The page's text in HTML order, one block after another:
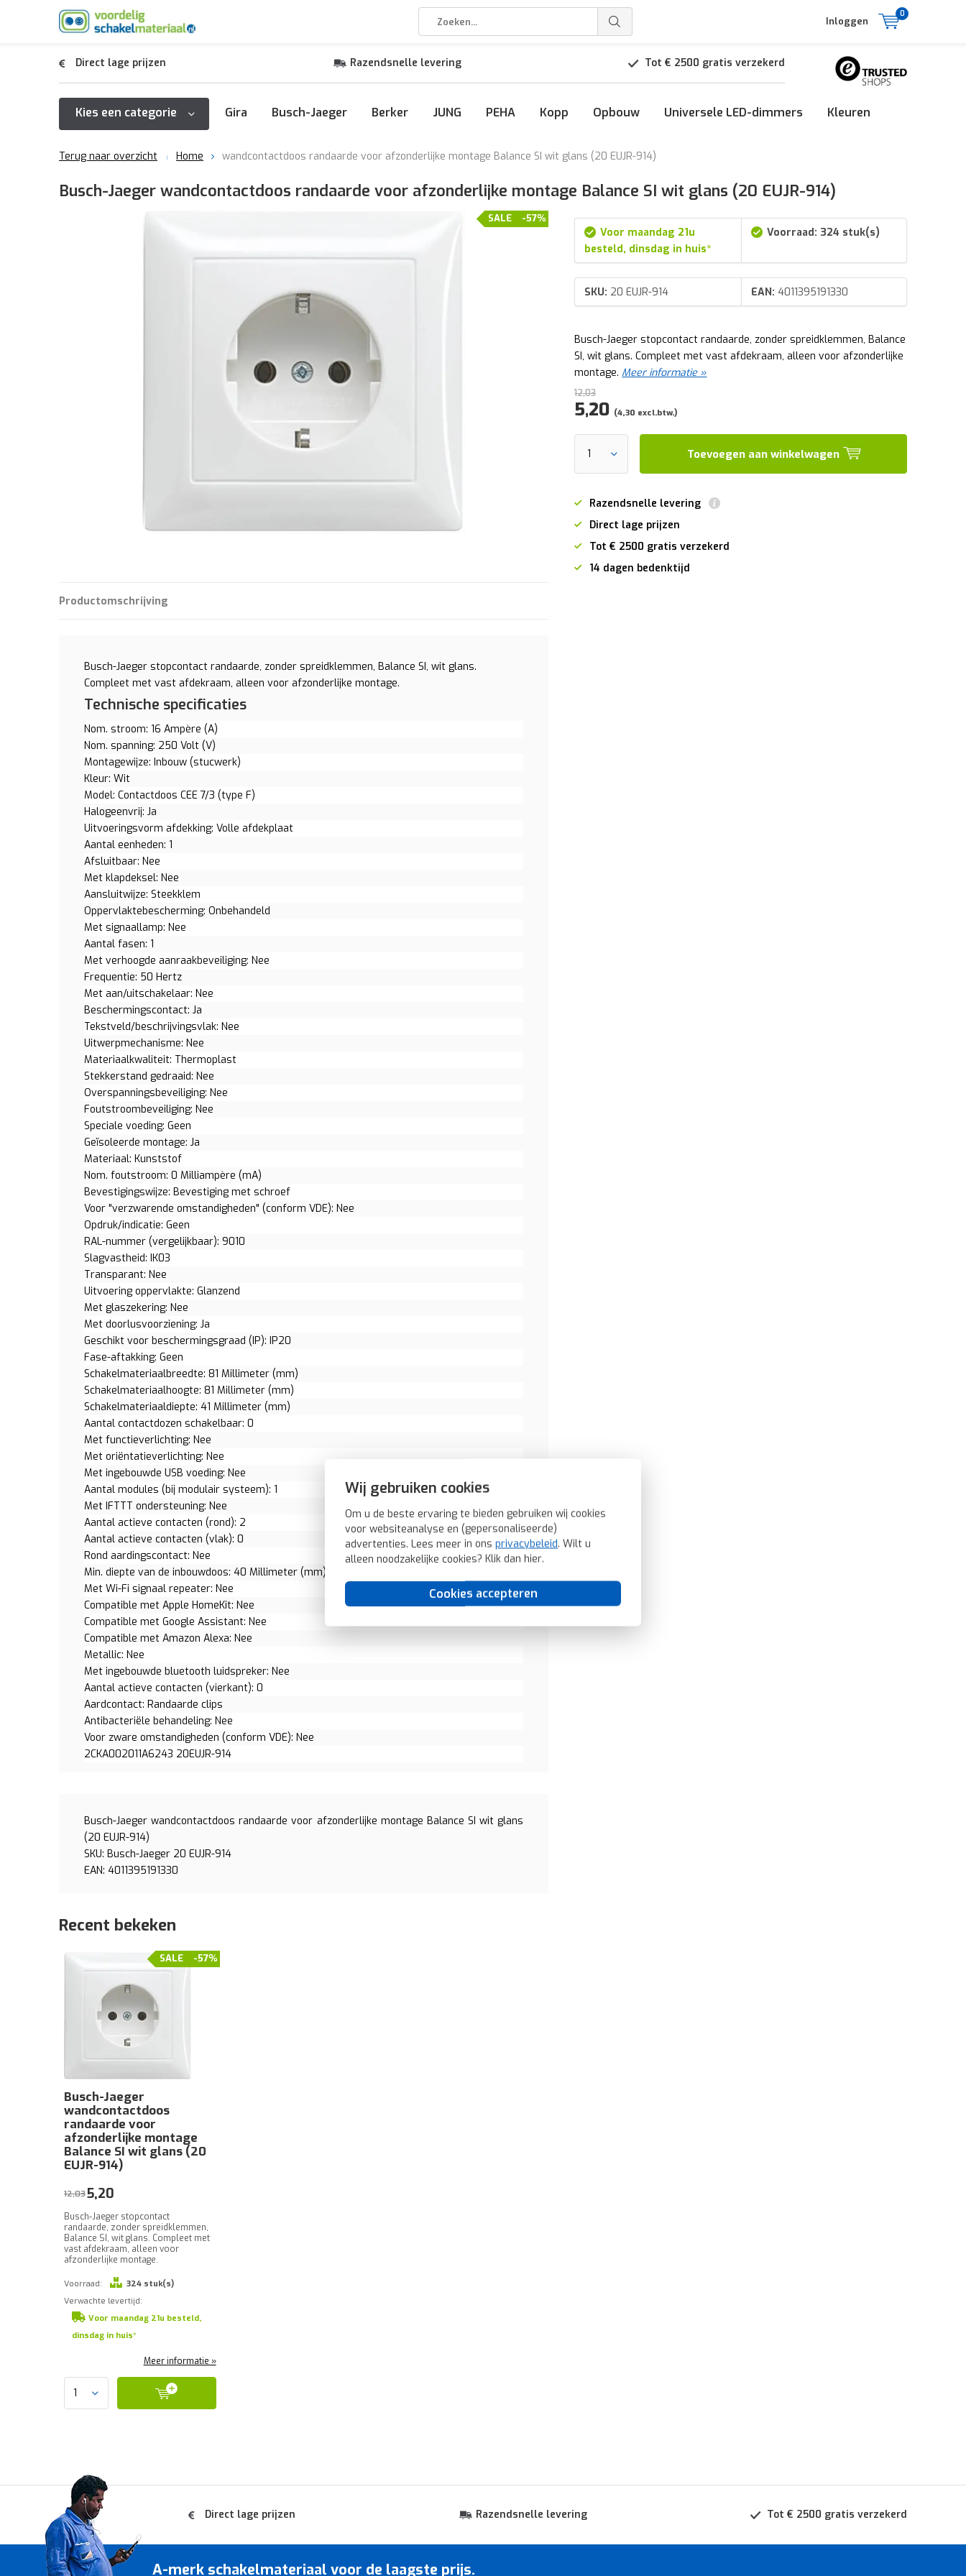
Wij gebruiken cookies
Om u de beste ervaring te bieden gebruiken wij cookies
voor websiteanalyse en (gepersonaliseerde)
advertenties. Lees meer in ons privacybeleid. Wilt u
alleen noodzakelijke cookies? Klik dan hier.
Cookies accepteren
Inloggen
0
Direct lage prijzen Razendsnelle levering Tot € 2500 gratis verzekerd
Kies een categorie Gira Busch-Jaeger Berker JUNG PEHA Kopp Opbouw Universele LED-dimmers Kleuren
Terug naar overzicht Home wandcontactdoos randaarde voor afzonderlijke montage Balance SI wit glans (20 EUJR-914)
Busch-Jaeger wandcontactdoos randaarde voor afzonderlijke montage Balance SI wit glans (20 EUJR-914)
-57%
SALE
Voor maandag 21u
besteld, dinsdag in huis*
Voorraad: 324 stuk(s)
SKU: 20 EUJR-914 EAN: 4011395191330
Busch-Jaeger stopcontact randaarde, zonder spreidklemmen, Balance
SI, wit glans. Compleet met vast afdekraam, alleen voor afzonderlijke
montage. Meer informatie »
12,03
5,20 (4,30 excl.btw.)
Toevoegen aan winkelwagen
Razendsnelle levering
Direct lage prijzen
Tot € 2500 gratis verzekerd
14 dagen bedenktijd
Productomschrijving
Busch-Jaeger stopcontact randaarde, zonder spreidklemmen, Balance SI, wit glans.
Compleet met vast afdekraam, alleen voor afzonderlijke montage.
Technische specificaties
Nom. stroom: 16 Ampère (A)
Nom. spanning: 250 Volt (V)
Montagewijze: Inbouw (stucwerk)
Kleur: Wit
Model: Contactdoos CEE 7/3 (type F)
Halogeenvrij: Ja
Uitvoeringsvorm afdekking: Volle afdekplaat
Aantal eenheden: 1
Afsluitbaar: Nee
Met klapdeksel: Nee
Aansluitwijze: Steekklem
Oppervlaktebescherming: Onbehandeld
Met signaallamp: Nee
Aantal fasen: 1
Met verhoogde aanraakbeveiliging: Nee
Frequentie: 50 Hertz
Met aan/uitschakelaar: Nee
Beschermingscontact: Ja
Tekstveld/beschrijvingsvlak: Nee
Uitwerpmechanisme: Nee
Materiaalkwaliteit: Thermoplast
Stekkerstand gedraaid: Nee
Overspanningsbeveiliging: Nee
Foutstroombeveiliging: Nee
Speciale voeding: Geen
Geïsoleerde montage: Ja
Materiaal: Kunststof
Nom. foutstroom: 0 Milliampère (mA)
Bevestigingswijze: Bevestiging met schroef
Voor "verzwarende omstandigheden" (conform VDE): Nee
Opdruk/indicatie: Geen
RAL-nummer (vergelijkbaar): 9010
Slagvastheid: IK03
Transparant: Nee
Uitvoering oppervlakte: Glanzend
Met glaszekering: Nee
Met doorlusvoorziening: Ja
Geschikt voor beschermingsgraad (IP): IP20
Fase-aftakking: Geen
Schakelmateriaalbreedte: 81 Millimeter (mm)
Schakelmateriaalhoogte: 81 Millimeter (mm)
Schakelmateriaaldiepte: 41 Millimeter (mm)
Aantal contactdozen schakelbaar: 0
Met functieverlichting: Nee
Met oriëntatieverlichting: Nee
Met ingebouwde USB voeding: Nee
Aantal modules (bij modulair systeem): 1
Met IFTTT ondersteuning: Nee
Aantal actieve contacten (rond): 2
Aantal actieve contacten (vlak): 0
Rond aardingscontact: Nee
Min. diepte van de inbouwdoos: 40 Millimeter (mm)
Met Wi-Fi signaal repeater: Nee
Compatible met Apple HomeKit: Nee
Compatible met Google Assistant: Nee
Compatible met Amazon Alexa: Nee
Metallic: Nee
Met ingebouwde bluetooth luidspreker: Nee
Aantal actieve contacten (vierkant): 0
Aardcontact: Randaarde clips
Antibacteriële behandeling: Nee
Voor zware omstandigheden (conform VDE): Nee
2CKA002011A6243 20EUJR-914
Busch-Jaeger wandcontactdoos randaarde voor afzonderlijke montage Balance SI wit glans
(20 EUJR-914)
SKU: Busch-Jaeger 20 EUJR-914
EAN: 4011395191330
Recent bekeken
-57%
SALE
Busch-Jaeger
wandcontactdoos
randaarde voor
afzonderlijke montage
Balance SI wit glans (20
EUJR-914)
Busch-Jaeger stopcontact
randaarde, zonder spreidklemmen,
Balance SI, wit glans. Compleet met
vast afdekraam, alleen voor
afzonderlijke montage.
Voorraad:
324 stuk(s)
Verwachte levertijd:
Voor maandag 21u besteld,
dinsdag in huis*
12,035,20
Meer informatie »
Direct lage prijzen Razendsnelle levering Tot € 2500 gratis verzekerd
A-merk schakelmateriaal voor de laagste prijs.